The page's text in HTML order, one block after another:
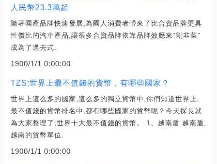
人民幣23.3萬起
隨著國產品牌快速發展,為國人消費者帶來了比合資品牌更具
性價比的汽車產品,讓很多合資品牌依靠品牌效應來“割韭菜”
成為了過去式.
1900/1/1 0:00:00
TZS:世界上最不值錢的貨幣，有哪些國家？
世界上這么多的國家,這么多的獨立貨幣中,你們知道世界上,
最不值錢的貨幣排名中,都有哪些國家的貨幣呢？今天探長就
為大家整理了,世界十大最不值錢的貨幣。 1、越南盾 越南盾,
越南的貨幣單位.
1900/1/1 0:00:00